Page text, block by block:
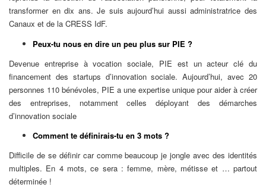
transformer en dix ans. Je suis aujourd’hui aussi administratrice des
Canaux et de la CRESS IdF.
Peux-tu nous en dire un peu plus sur PIE ?
Devenue entreprise à vocation sociale, PIE est un acteur clé du
financement des startups d’innovation sociale. Aujourd’hui, avec 20
personnes 110 bénévoles, PIE a une expertise unique pour aider à créer
des entreprises, notamment celles déployant des démarches
d’innovation sociale
Comment te définirais-tu en 3 mots ?
Difficile de se définir car comme beaucoup je jongle avec des identités
multiples. En 4 mots, ce sera : femme, mère, métisse et … partout
déterminée !